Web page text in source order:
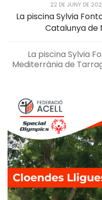
22 DE JUNY DE
La piscina Sylvia
Catalunya de
La piscina Sylvia
Mediterrània de